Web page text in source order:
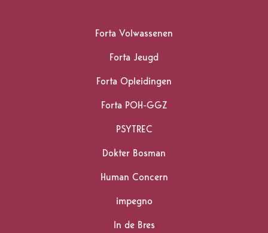
Forta Volwassenen
Forta Jeugd
Forta Opleidingen
Forta POH-GGZ
PSYTREC
Dokter Bosman
Human Concern
impegno
In de Bres